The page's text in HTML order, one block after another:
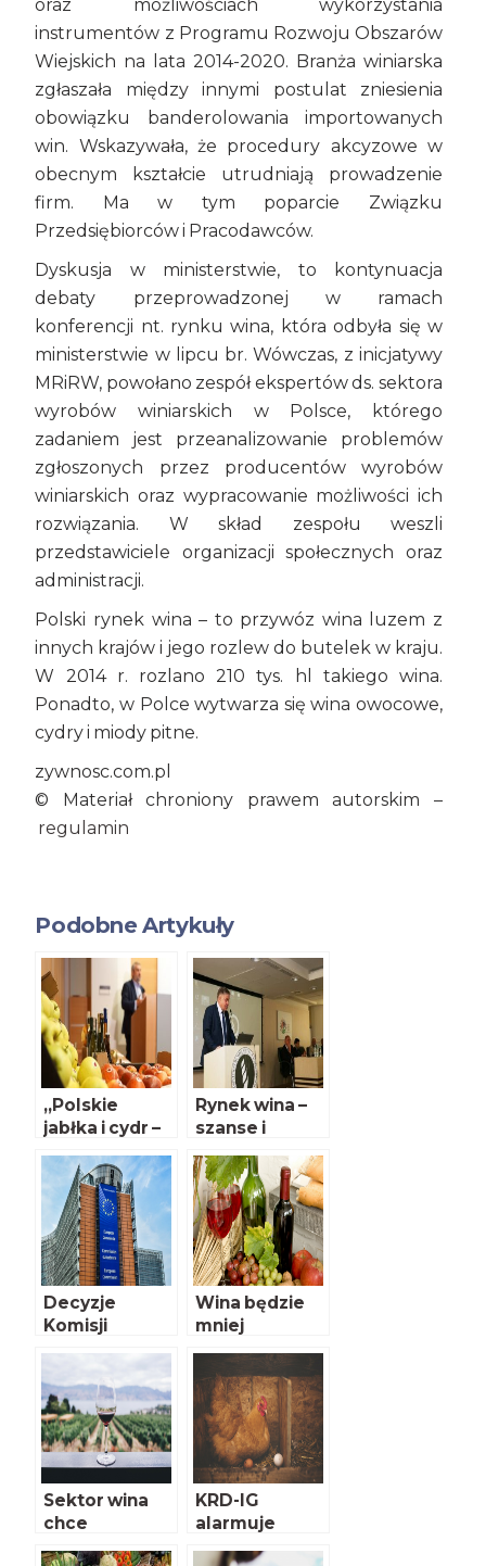
oraz możliwościach wykorzystania
instrumentów z Programu Rozwoju Obszarów
Wiejskich na lata 2014-2020. Branża winiarska
zgłaszała między innymi postulat zniesienia
obowiązku banderolowania importowanych
win. Wskazywała, że procedury akcyzowe w
obecnym kształcie utrudniają prowadzenie
firm. Ma w tym poparcie Związku
Przedsiębiorców i Pracodawców.
Dyskusja w ministerstwie, to kontynuacja
debaty przeprowadzonej w ramach
konferencji nt. rynku wina, która odbyła się w
ministerstwie w lipcu br. Wówczas, z inicjatywy
MRiRW, powołano zespół ekspertów ds. sektora
wyrobów winiarskich w Polsce, którego
zadaniem jest przeanalizowanie problemów
zgłoszonych przez producentów wyrobów
winiarskich oraz wypracowanie możliwości ich
rozwiązania. W skład zespołu weszli
przedstawiciele organizacji społecznych oraz
administracji.
Polski rynek wina – to przywóz wina luzem z
innych krajów i jego rozlew do butelek w kraju.
W 2014 r. rozlano 210 tys. hl takiego wina.
Ponadto, w Polce wytwarza się wina owocowe,
cydry i miody pitne.
zywnosc.com.pl
© Materiał chroniony prawem autorskim –
regulamin
Podobne Artykuły
„Polskie
jabłka i cydr –
nowe
wyzwanie”
Rynek wina –
szanse i
bariery
rozwoju
Decyzje
Komisji
Europejskiej w
interwencji
rynkowych w
związku z
COVID-19
Wina będzie
mniej
Sektor wina
chce
samoregulacji
KRD-IG
alarmuje